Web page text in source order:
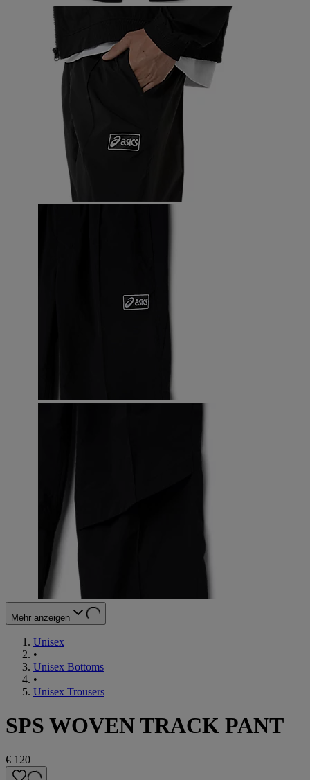
Mehr anzeigen
Unisex
•
Unisex Bottoms
•
Unisex Trousers
SPS WOVEN TRACK PANT
€ 120